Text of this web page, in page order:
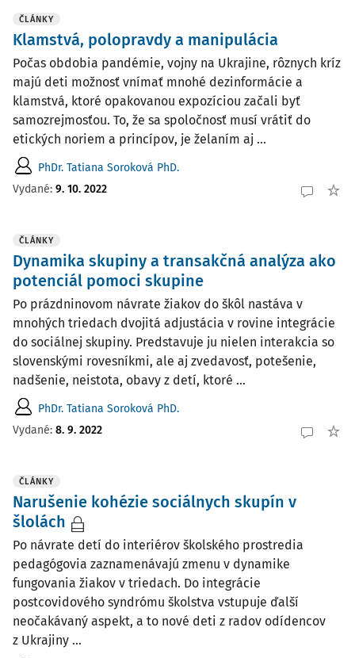
ČLÁNKY
Klamstvá, polopravdy a manipulácia
Počas obdobia pandémie, vojny na Ukrajine, rôznych kríz
majú deti možnosť vnímať mnohé dezinformácie a
klamstvá, ktoré opakovanou expozíciou začali byť
samozrejmosťou. To, že sa spoločnosť musí vrátiť do
etických noriem a princípov, je želaním aj ...
PhDr. Tatiana Soroková PhD.
Vydané: 9. 10. 2022
ČLÁNKY
Dynamika skupiny a transakčná analýza ako
potenciál pomoci skupine
Po prázdninovom návrate žiakov do škôl nastáva v
mnohých triedach dvojitá adjustácia v rovine integrácie
do sociálnej skupiny. Predstavuje ju nielen interakcia so
slovenskými rovesníkmi, ale aj zvedavosť, potešenie,
nadšenie, neistota, obavy z detí, ktoré ...
PhDr. Tatiana Soroková PhD.
Vydané: 8. 9. 2022
ČLÁNKY
Narušenie kohézie sociálnych skupín v
šlolách
Po návrate detí do interiérov školského prostredia
pedagógovia zaznamenávajú zmenu v dynamike
fungovania žiakov v triedach. Do integrácie
postcovidového syndrómu školstva vstupuje ďalší
neočakávaný aspekt, a to nové deti z radov odídencov
z Ukrajiny ...